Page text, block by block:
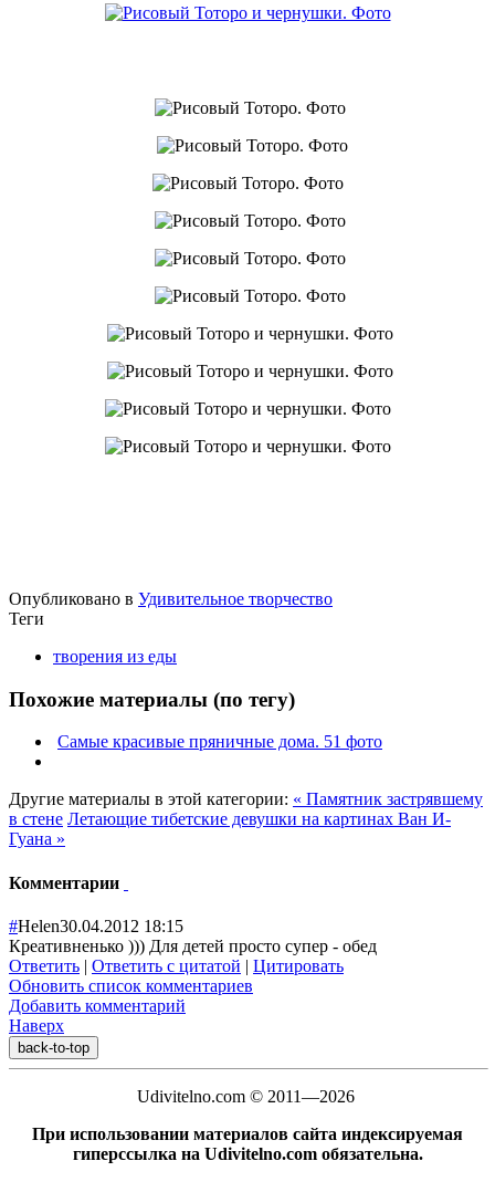
Опубликовано в Удивительное творчество
Теги
творения из еды
Похожие материалы (по тегу)
Самые красивые пряничные дома. 51 фото
Другие материалы в этой категории: « Памятник застрявшему
в стене Летающие тибетские девушки на картинах Ван И-
Гуана »
Комментарии
#Helen30.04.2012 18:15
Креативненько ))) Для детей просто супер - обед
Ответить | Ответить с цитатой | Цитировать
Обновить список комментариев
Добавить комментарий
Наверх
back-to-top
Udivitelno.com © 2011—2026
При использовании материалов сайта индексируемая
гиперссылка на Udivitelno.com обязательна.